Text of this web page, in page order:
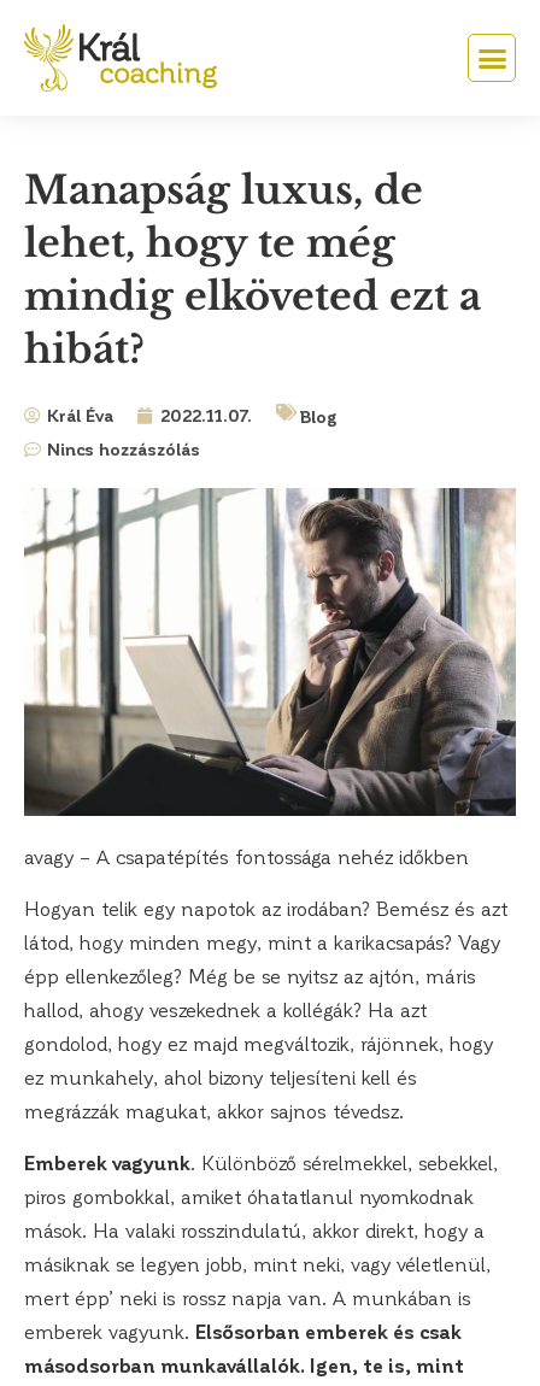
Manapság luxus, de
lehet, hogy te még
mindig elköveted ezt a
hibát?
Král Éva 2022.11.07.
Blog
Nincs hozzászólás
avagy – A csapatépítés fontossága nehéz időkben
Hogyan telik egy napotok az irodában? Bemész és azt
látod, hogy minden megy, mint a karikacsapás? Vagy
épp ellenkezőleg? Még be se nyitsz az ajtón, máris
hallod, ahogy veszekednek a kollégák? Ha azt
gondolod, hogy ez majd megváltozik, rájönnek, hogy
ez munkahely, ahol bizony teljesíteni kell és
megrázzák magukat, akkor sajnos tévedsz.
Emberek vagyunk. Különböző sérelmekkel, sebekkel,
piros gombokkal, amiket óhatatlanul nyomkodnak
mások. Ha valaki rosszindulatú, akkor direkt, hogy a
másiknak se legyen jobb, mint neki, vagy véletlenül,
mert épp’ neki is rossz napja van. A munkában is
emberek vagyunk. Elsősorban emberek és csak
másodsorban munkavállalók. Igen, te is, mint